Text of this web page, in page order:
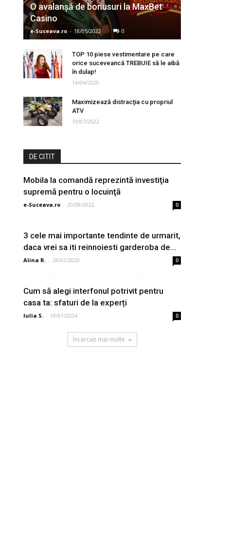
O avalanșă de bonusuri la MaxBet
Casino
e-Suceava.ro - 18/05/2022 0
TOP 10 piese vestimentare pe care
orice suceveancă TREBUIE să le aibă
în dulap!
16/04/2020
Maximizează distracţia cu propriul
ATV
19/07/2022
DE CITIT
Mobila la comandă reprezintă investiţia
supremă pentru o locuinţă
e-Suceava.ro - 20/08/2022 0
3 cele mai importante tendinte de urmarit,
daca vrei sa iti reinnoiesti garderoba de...
Alina R. - 28/02/2020 0
Cum să alegi interfonul potrivit pentru
casa ta: sfaturi de la experți
Iulia S. - 19/01/2024 0
Încărcați mai multe